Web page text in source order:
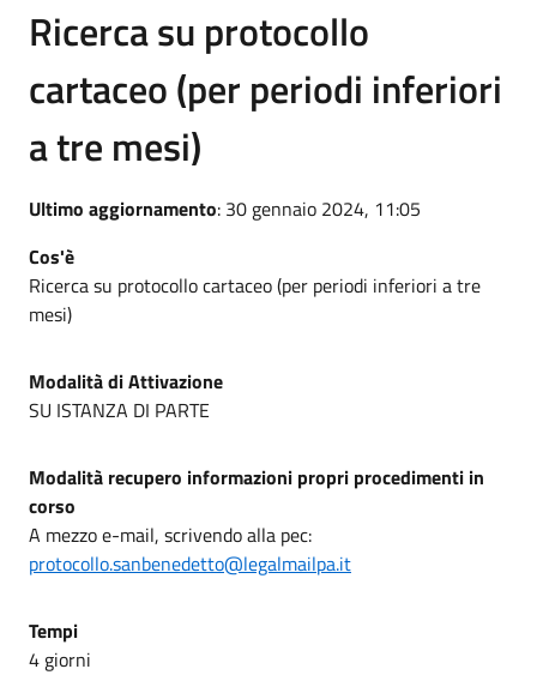
Ricerca su protocollo
cartaceo (per periodi inferiori
a tre mesi)
Ultimo aggiornamento: 30 gennaio 2024, 11:05
Cos'è
Ricerca su protocollo cartaceo (per periodi inferiori a tre
mesi)
Modalità di Attivazione
SU ISTANZA DI PARTE
Modalità recupero informazioni propri procedimenti in
corso
A mezzo e-mail, scrivendo alla pec:
protocollo.sanbenedetto@legalmailpa.it
Tempi
4 giorni